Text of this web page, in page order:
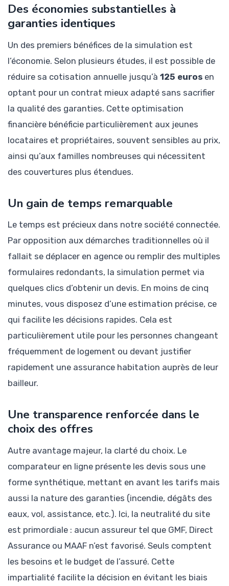
Des économies substantielles à
garanties identiques
Un des premiers bénéfices de la simulation est
l’économie. Selon plusieurs études, il est possible de
réduire sa cotisation annuelle jusqu’à 125 euros en
optant pour un contrat mieux adapté sans sacrifier
la qualité des garanties. Cette optimisation
financière bénéficie particulièrement aux jeunes
locataires et propriétaires, souvent sensibles au prix,
ainsi qu’aux familles nombreuses qui nécessitent
des couvertures plus étendues.
Un gain de temps remarquable
Le temps est précieux dans notre société connectée.
Par opposition aux démarches traditionnelles où il
fallait se déplacer en agence ou remplir des multiples
formulaires redondants, la simulation permet via
quelques clics d’obtenir un devis. En moins de cinq
minutes, vous disposez d’une estimation précise, ce
qui facilite les décisions rapides. Cela est
particulièrement utile pour les personnes changeant
fréquemment de logement ou devant justifier
rapidement une assurance habitation auprès de leur
bailleur.
Une transparence renforcée dans le
choix des offres
Autre avantage majeur, la clarté du choix. Le
comparateur en ligne présente les devis sous une
forme synthétique, mettant en avant les tarifs mais
aussi la nature des garanties (incendie, dégâts des
eaux, vol, assistance, etc.). Ici, la neutralité du site
est primordiale : aucun assureur tel que GMF, Direct
Assurance ou MAAF n’est favorisé. Seuls comptent
les besoins et le budget de l’assuré. Cette
impartialité facilite la décision en évitant les biais